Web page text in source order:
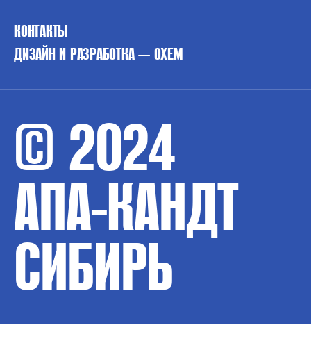
КОНТАКТЫ
ДИЗАЙН И РАЗРАБОТКА — OXEM
© 2024
АПА-КАНДТ
СИБИРЬ